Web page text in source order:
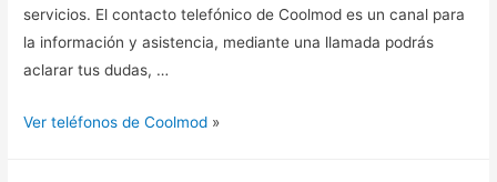
servicios. El contacto telefónico de Coolmod es un canal para
la información y asistencia, mediante una llamada podrás
aclarar tus dudas, …
Ver teléfonos de Coolmod »